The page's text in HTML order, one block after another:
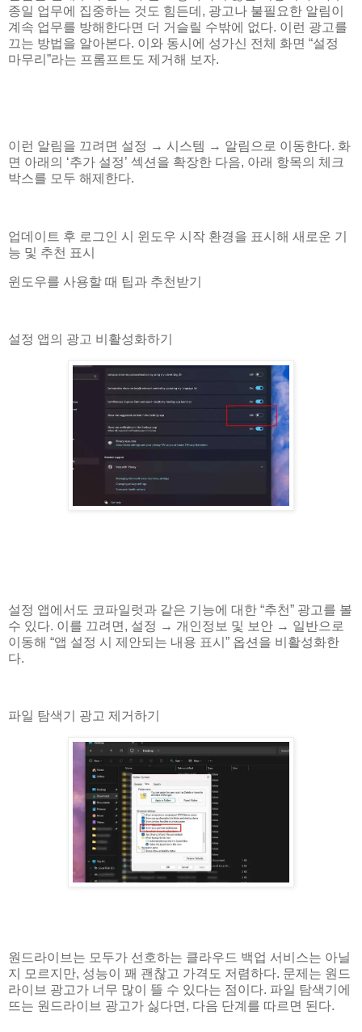
종일 업무에 집중하는 것도 힘든데, 광고나 불필요한 알림이
계속 업무를 방해한다면 더 거슬릴 수밖에 없다. 이런 광고를
끄는 방법을 알아본다. 이와 동시에 성가신 전체 화면 “설정
마무리”라는 프롬프트도 제거해 보자.
이런 알림을 끄려면 설정 → 시스템 → 알림으로 이동한다. 화
면 아래의 ‘추가 설정’ 섹션을 확장한 다음, 아래 항목의 체크
박스를 모두 해제한다.
업데이트 후 로그인 시 윈도우 시작 환경을 표시해 새로운 기
능 및 추천 표시
윈도우를 사용할 때 팁과 추천받기
설정 앱의 광고 비활성화하기
설정 앱에서도 코파일럿과 같은 기능에 대한 “추천” 광고를 볼
수 있다. 이를 끄려면, 설정 → 개인정보 및 보안 → 일반으로
이동해 “앱 설정 시 제안되는 내용 표시” 옵션을 비활성화한
다.
파일 탐색기 광고 제거하기
원드라이브는 모두가 선호하는 클라우드 백업 서비스는 아닐
지 모르지만, 성능이 꽤 괜찮고 가격도 저렴하다. 문제는 원드
라이브 광고가 너무 많이 뜰 수 있다는 점이다. 파일 탐색기에
뜨는 원드라이브 광고가 싫다면, 다음 단계를 따르면 된다.